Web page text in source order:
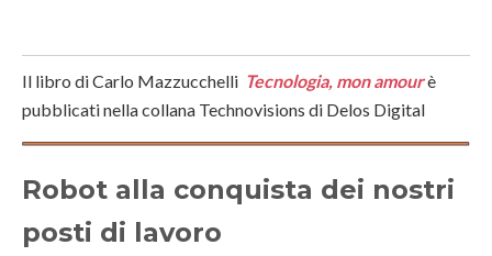
Il libro di Carlo Mazzucchelli Tecnologia, mon amourè
pubblicati nella collana Technovisions di Delos Digital
Robot alla conquista dei nostri
posti di lavoro